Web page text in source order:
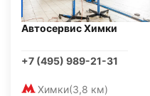
Автосервис Химки
+7 (495) 989-21-31
Химки(3,8 км)